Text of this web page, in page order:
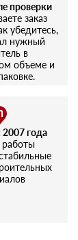
проверки
заказ
убедитесь,
нужный
в
объеме и
2007 года